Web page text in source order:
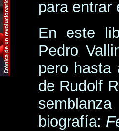
para entrar
En este
Pedro
pero hasta
de Rudolf
biografía: